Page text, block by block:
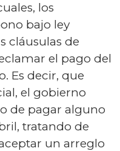
los
bajo ley
cláusulas de
el pago del
Es decir, que
el gobierno
de pagar alguno
tratando de
un arreglo